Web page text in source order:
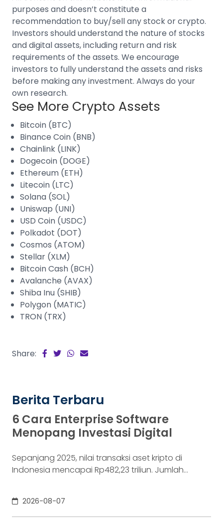
purposes and doesn’t constitute a
recommendation to buy/sell any stock or crypto.
Investors should understand the nature of stocks
and digital assets, including return and risk
requirements of the assets. We encourage
investors to fully understand the assets and risks
before making any investment. Always do your
own research.
See More Crypto Assets
Bitcoin (BTC)
Binance Coin (BNB)
Chainlink (LINK)
Dogecoin (DOGE)
Ethereum (ETH)
Litecoin (LTC)
Solana (SOL)
Uniswap (UNI)
USD Coin (USDC)
Polkadot (DOT)
Cosmos (ATOM)
Stellar (XLM)
Bitcoin Cash (BCH)
Avalanche (AVAX)
Shiba Inu (SHIB)
Polygon (MATIC)
TRON (TRX)
Share:
Berita Terbaru
6 Cara Enterprise Software
Menopang Investasi Digital
Sepanjang 2025, nilai transaksi aset kripto di
Indonesia mencapai Rp482,23 triliun. Jumlah
(OJK). Angka sebesar itu lahir dari jutaan tindakan
2026-08-07